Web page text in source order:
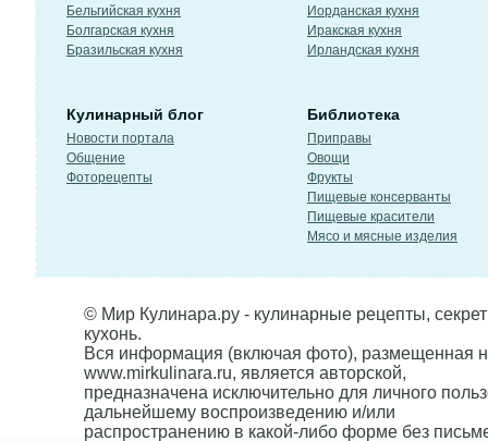
Бельгийская кухня
Болгарская кухня
Бразильская кухня
Иорданская кухня
Иракская кухня
Ирландская кухня
Кулинарный блог
Новости портала
Общение
Фоторецепты
Библиотека
Приправы
Овощи
Фрукты
Пищевые консерванты
Пищевые красители
Мясо и мясные изделия
© Мир Кулинара.ру - кулинарные рецепты,
кухонь.
Вся информация (включая фото), размещенная
www.mirkulinara.ru, является авторской,
предназначена исключительно для личного
дальнейшему воспроизведению и/или
распространению в какой-либо форме без